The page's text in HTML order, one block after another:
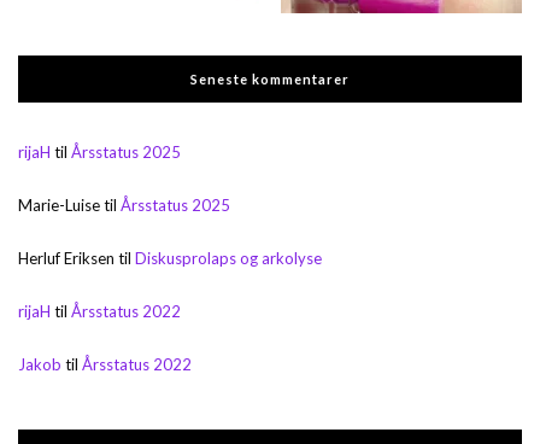
Seneste kommentarer
rijaH til Årsstatus 2025
Marie-Luisetil Årsstatus 2025
Herluf Eriksen til Diskusprolaps og arkolyse
rijaH til Årsstatus 2022
Jakob til Årsstatus 2022